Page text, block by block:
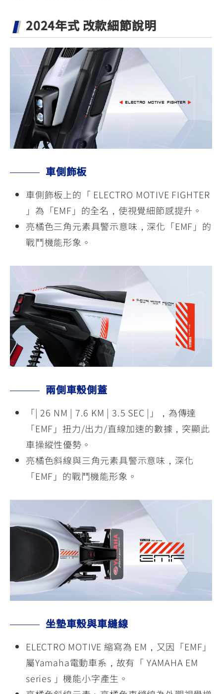
2024年式 改款細節說明
車側飾板
車側飾板上的「 ELECTRO MOTIVE FIGHTER
」為「EMF」的全名，使視覺細節感提升。
亮橘色三角元素具警示意味，深化「EMF」的
戰鬥機能形象。
兩側車殼側蓋
「| 26 NM | 7.6 KM | 3.5 SEC |」，為傳達
「EMF」扭力/出力/直線加速的數據，突顯此
車操縱性優勢。
亮橘色斜線與三角元素具警示意味，深化
「EMF」的戰鬥機能形象。
坐墊車殼與車縫線
ELECTRO MOTIVE 縮寫為 EM，又因「EMF」
屬Yamaha電動車系，故有「 YAMAHA EM
series 」機能小字產生。